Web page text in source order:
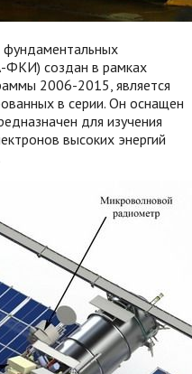
фундаментальных
ФКИ) создан в рамках
2006-2015, является
в серии. Он оснащен
для изучения
высоких энергий